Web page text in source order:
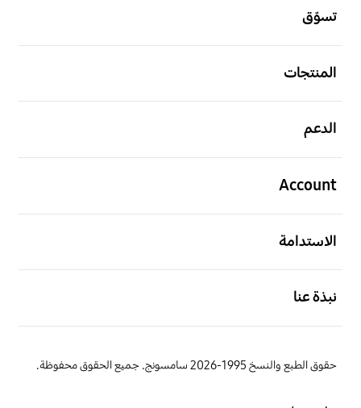
تسوّق
المنتجات
الدعم
Account
الاستدامة
نبذة عنا
حقوق الطبع والنسخ 1995-2026 سامسونج. جميع الحقوق محفوظة.